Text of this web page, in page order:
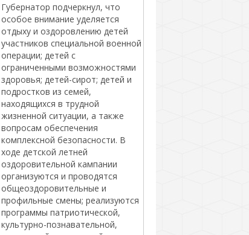
Губернатор подчеркнул, что
особое внимание уделяется
отдыху и оздоровлению детей
участников специальной военной
операции; детей с
ограниченными возможностями
здоровья; детей-сирот; детей и
подростков из семей,
находящихся в трудной
жизненной ситуации, а также
вопросам обеспечения
комплексной безопасности. В
ходе детской летней
оздоровительной кампании
организуются и проводятся
общеоздоровительные и
профильные смены; реализуются
программы патриотической,
культурно-познавательной,